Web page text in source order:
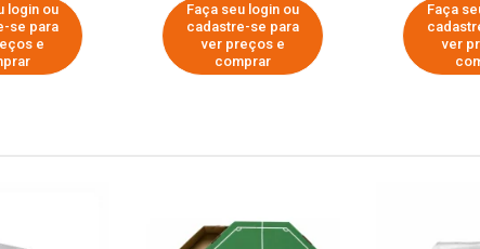
login ou
se para
e
Faça seu login ou
cadastre-se para
ver preços e
comprar
Faça
ver